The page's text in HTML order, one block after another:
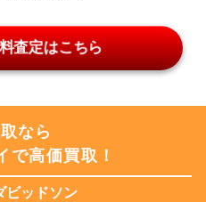
査定はこちら
なら
で高価買取！
ビッドソン